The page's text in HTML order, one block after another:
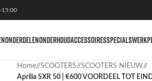
15:00
ONDERDELENONDERHOUDACCESSOIRESSPECIALS
Home/ SCOOTERS/ SCOOTERS NIEUW/
Aprilia SXR 50 | €600 VOORDEEL TOT